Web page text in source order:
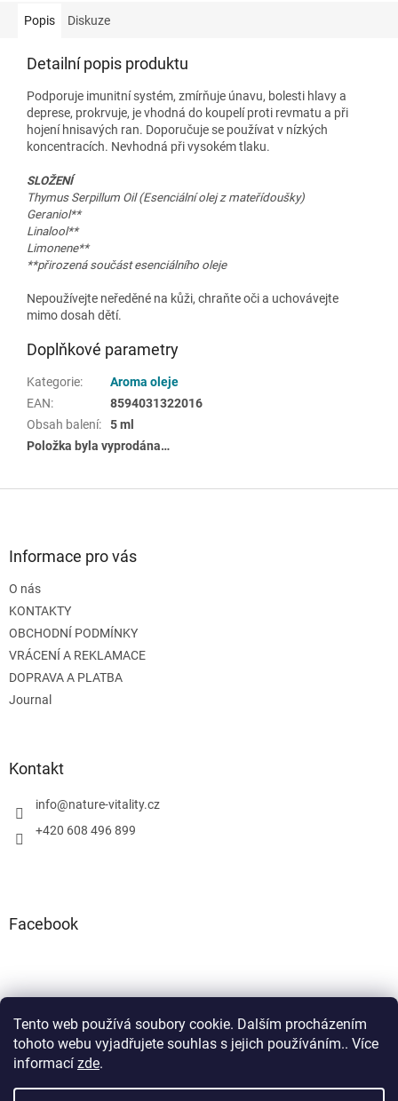
Tento web používá soubory cookie. Dalším procházením
tohoto webu vyjadřujete souhlas s jejich používáním.. Více
informací zde.
Popis Diskuze
Detailní popis produktu
Podporuje imunitní systém, zmírňuje únavu, bolesti hlavy a
deprese, prokrvuje, je vhodná do koupelí proti revmatu a při
hojení hnisavých ran. Doporučuje se používat v nízkých
koncentracích. Nevhodná při vysokém tlaku.
SLOŽENÍ
Thymus Serpillum Oil (Esenciální olej z mateřídoušky)
Geraniol**
Linalool**
Limonene**
**přirozená součást esenciálního oleje
Nepoužívejte neředěné na kůži, chraňte oči a uchovávejte
mimo dosah dětí.
Doplňkové parametry
Kategorie:
Aroma oleje
EAN:
8594031322016
Obsah balení:
5 ml
Položka byla vyprodána…
Informace pro vás
O nás
KONTAKTY
OBCHODNÍ PODMÍNKY
VRÁCENÍ A REKLAMACE
DOPRAVA A PLATBA
Journal
Kontakt
info@nature-vitality.cz
+420 608 496 899
Facebook
Instagram